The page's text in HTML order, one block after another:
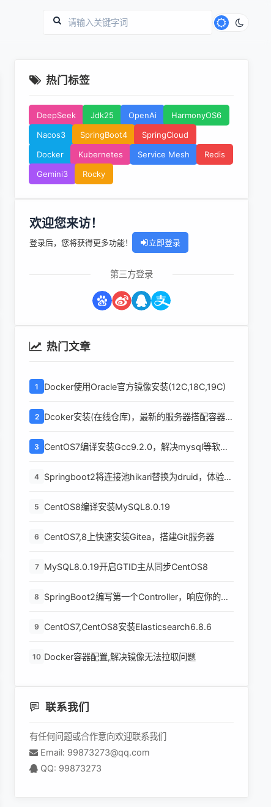
热门标签
DeepSeek Jdk25 OpenAi
HarmonyOS6
Nacos3
SpringBoot4
SpringCloud
Docker
Kubernetes Service Mesh
Redis
Gemini3
Rocky
欢迎您来访！
登录后，您将获得更多功能！ 立即登录
第三方登录
热门文章
1 Docker使用Oracle官方镜像安装(12C,18C,19C)
2
Dcoker安装(在线仓库)，最新的服务器搭配容器使
3
CentOS7编译安装Gcc9.2.0，解决mysql等软件
4 Springboot2将连接池hikari替换为druid，体验最
5 CentOS8编译安装MySQL8.0.19
6 CentOS7,8上快速安装Gitea，搭建Git服务器
7 MySQL8.0.19开启GTID主从同步CentOS8
8
SpringBoot2编写第一个Controller，响应你的
9 CentOS7,CentOS8安装Elasticsearch6.8.6
10 Docker容器配置,解决镜像无法拉取问题
联系我们
有任何问题或合作意向欢迎联系我们
Email: 99873273@qq.com
QQ: 99873273